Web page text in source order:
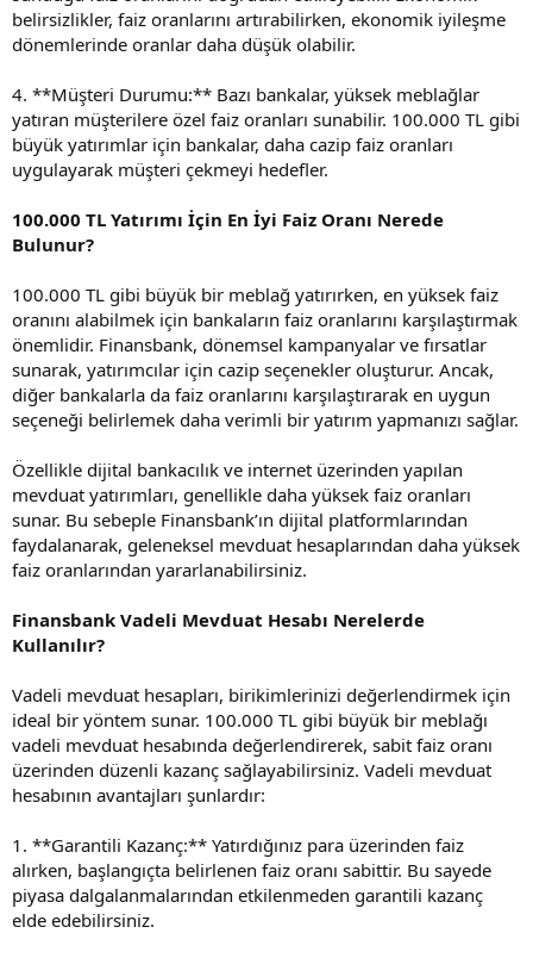
belirsizlikler, faiz oranlarını artırabilirken, ekonomik iyileşme
dönemlerinde oranlar daha düşük olabilir.
4. **Müşteri Durumu:** Bazı bankalar, yüksek meblağlar
yatıran müşterilere özel faiz oranları sunabilir. 100.000 TL gibi
büyük yatırımlar için bankalar, daha cazip faiz oranları
uygulayarak müşteri çekmeyi hedefler.
100.000 TL Yatırımı İçin En İyi Faiz Oranı Nerede
Bulunur?
100.000 TL gibi büyük bir meblağ yatırırken, en yüksek faiz
oranını alabilmek için bankaların faiz oranlarını karşılaştırmak
önemlidir. Finansbank, dönemsel kampanyalar ve fırsatlar
sunarak, yatırımcılar için cazip seçenekler oluşturur. Ancak,
diğer bankalarla da faiz oranlarını karşılaştırarak en uygun
seçeneği belirlemek daha verimli bir yatırım yapmanızı sağlar.
Özellikle dijital bankacılık ve internet üzerinden yapılan
mevduat yatırımları, genellikle daha yüksek faiz oranları
sunar. Bu sebeple Finansbank’ın dijital platformlarından
faydalanarak, geleneksel mevduat hesaplarından daha yüksek
faiz oranlarından yararlanabilirsiniz.
Finansbank Vadeli Mevduat Hesabı Nerelerde
Kullanılır?
Vadeli mevduat hesapları, birikimlerinizi değerlendirmek için
ideal bir yöntem sunar. 100.000 TL gibi büyük bir meblağı
vadeli mevduat hesabında değerlendirerek, sabit faiz oranı
üzerinden düzenli kazanç sağlayabilirsiniz. Vadeli mevduat
hesabının avantajları şunlardır:
1. **Garantili Kazanç:** Yatırdığınız para üzerinden faiz
alırken, başlangıçta belirlenen faiz oranı sabittir. Bu sayede
piyasa dalgalanmalarından etkilenmeden garantili kazanç
elde edebilirsiniz.